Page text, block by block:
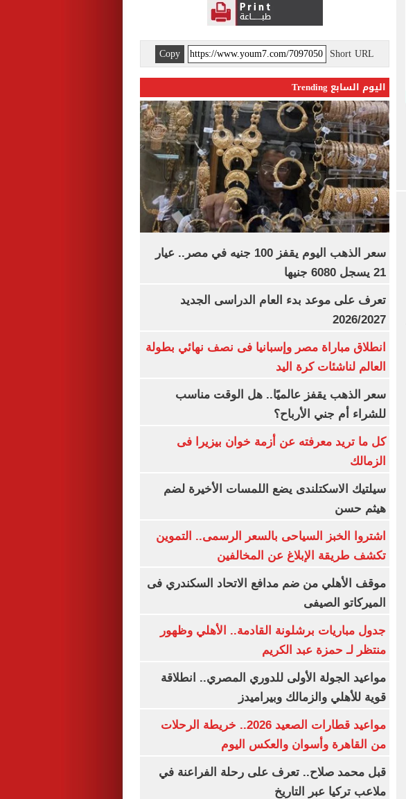
Short URL
Copy
اليوم السابع Trending
سعر الذهب اليوم يقفز 100 جنيه في مصر.. عيار
21 يسجل 6080 جنيها
تعرف على موعد بدء العام الدراسى الجديد
2026/2027
انطلاق مباراة مصر وإسبانيا فى نصف نهائي بطولة
العالم لناشئات كرة اليد
سعر الذهب يقفز عالميًا.. هل الوقت مناسب
للشراء أم جني الأرباح؟
كل ما تريد معرفته عن أزمة خوان بيزيرا فى
الزمالك
سيلتيك الاسكتلندى يضع اللمسات الأخيرة لضم
هيثم حسن
اشتروا الخبز السياحى بالسعر الرسمى.. التموين
تكشف طريقة الإبلاغ عن المخالفين
موقف الأهلي من ضم مدافع الاتحاد السكندري فى
الميركاتو الصيفى
جدول مباريات برشلونة القادمة.. الأهلي وظهور
منتظر لـ حمزة عبد الكريم
مواعيد الجولة الأولى للدوري المصري.. انطلاقة
قوية للأهلي والزمالك وبيراميدز
مواعيد قطارات الصعيد 2026.. خريطة الرحلات
من القاهرة وأسوان والعكس اليوم
قبل محمد صلاح.. تعرف على رحلة الفراعنة في
ملاعب تركيا عبر التاريخ